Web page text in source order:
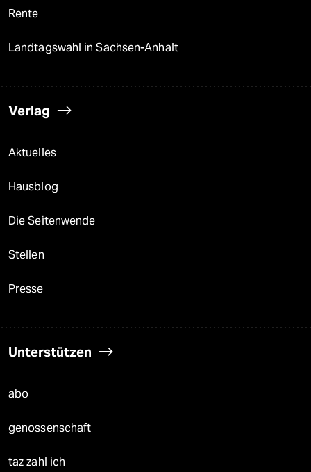
Rente
Landtagswahl in Sachsen-Anhalt
Verlag
Aktuelles
Hausblog
Die Seitenwende
Stellen
Presse
Unterstützen
abo
genossenschaft
taz zahl ich